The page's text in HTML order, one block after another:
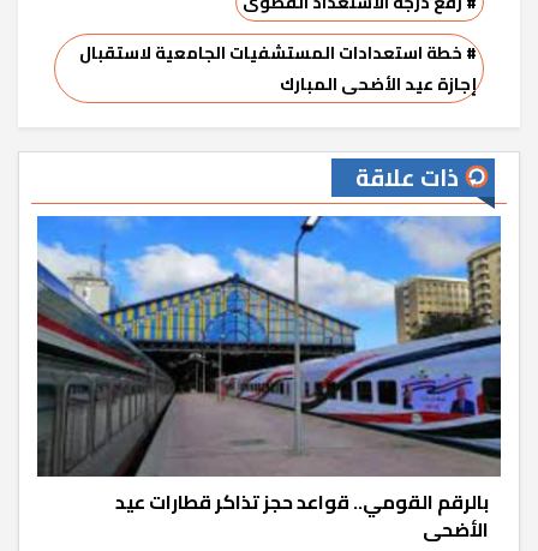
# خطة استعدادات المستشفيات الجامعية لاستقبال
إجازة عيد الأضحى المبارك
ذات علاقة
بالرقم القومي.. قواعد حجز تذاكر قطارات عيد
الأضحى